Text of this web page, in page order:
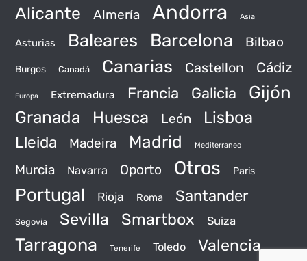
Alicante Almería Andorra Asia
Asturias Baleares Barcelona Bilbao
Burgos Canadá Canarias Castellon Cádiz
Europa Extremadura Francia Galicia Gijón
Granada Huesca León Lisboa
Lleida Madeira Madrid Mediterraneo
Murcia Navarra Oporto Otros Paris
Portugal Rioja Roma Santander
Segovia Sevilla Smartbox Suiza
Tarragona Tenerife Toledo Valencia